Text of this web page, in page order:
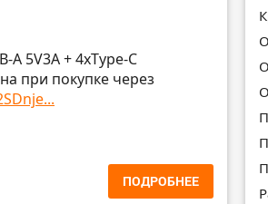
А 5V3A + 4xType-C
при покупке через
ПОДРОБНЕЕ